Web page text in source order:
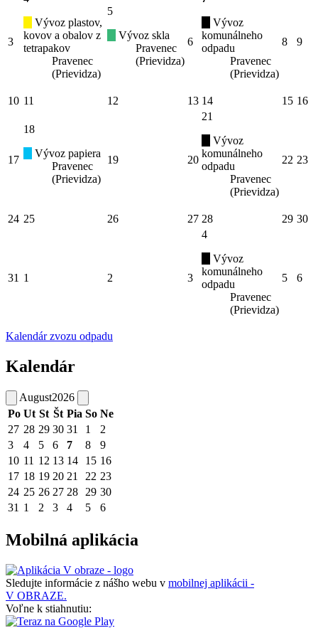
3
Vývoz plastov,
kovov a obalov z
tetrapakov
Pravenec
(Prievidza)
5
Vývoz skla
Pravenec
(Prievidza)
6
Vývoz
komunálneho
odpadu
Pravenec
(Prievidza)
8 9
10 11 12 13 14 15 16
17
18
Vývoz papiera
Pravenec
(Prievidza)
19 20
21
Vývoz
komunálneho
odpadu
Pravenec
(Prievidza)
22 23
24 25 26 27 28 29 30
31 1 2 3
4
Vývoz
komunálneho
odpadu
Pravenec
(Prievidza)
5 6
Kalendár zvozu odpadu
Kalendár
August2026
Po Ut St Št Pia So Ne
27 28 29 30 31 1
2
3
4 5 6 7 8
9
10 11 12 13 14 15 16
17 18 19 20 21 22 23
24 25 26 27 28 29 30
31 1 2 3 4 5 6
Mobilná aplikácia
Sledujte informácie z nášho webu v mobilnej aplikácii -
V OBRAZE.
Voľne k stiahnutiu: